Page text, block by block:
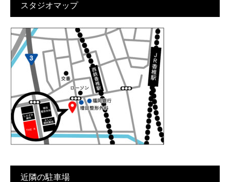
スタジオマップ
近隣の駐車場